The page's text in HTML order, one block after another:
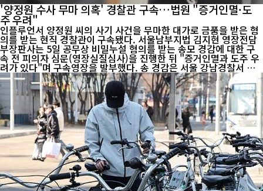
'양정원 수사 무마 의혹' 경찰관 구속…법원 "증거인멸·도
주 우려"
인플루언서 양정원 씨의 사기 사건을 무마한 대가로 금품을 받은 혐
의를 받는 현직 경찰관이 구속됐다. 서울남부지법 김지현 영장전담
부장판사는 5일 공무상 비밀누설 혐의를 받는 송모 경감에 대한 구
속 전 피의자 심문(영장실질심사)을 진행한 뒤 "증거인멸과 도주 우
려가 있다"며 구속영장을 발부했다. 송 경감은 서울 강남경찰서 수
사1과 팀장으로 근무하던 당시 주가조작 의혹으로 수사를 받던 재력
가 이모 씨로부터 금품과 향응을 받고, 이씨의 아내인 인플루언서 양
정원 씨가 연루된 ...